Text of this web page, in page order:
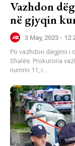
Vazhdon
në gjyqin
3 May, 2023 -
Po vazhdon dëgjimi i
Shalës. Prokuroria
numrin 11, i...